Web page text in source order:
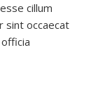
cillum
sint occaecat